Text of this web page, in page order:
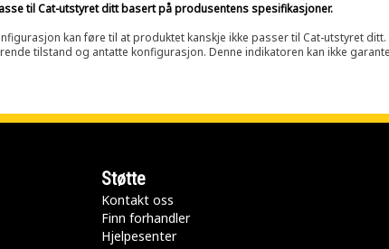
til Cat-utstyret ditt basert på produsentens spesifikasjoner.
kan føre til at produktet kanskje ikke passer til Cat-utstyret
tilstand og antatte konfigurasjon. Denne indikatoren kan ikke
Støtte
Kontakt oss
Finn forhandler
Hjelpesenter